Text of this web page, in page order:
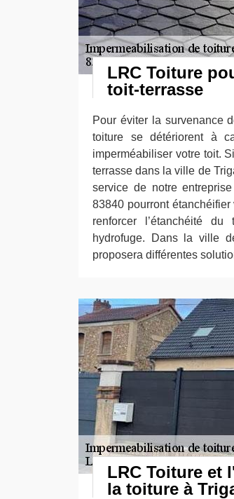
LRC Toiture
toit-terrasse
Pour éviter la survenance
toiture se détériorent à
imperméabiliser votre toit.
terrasse dans la ville de
service de notre
83840 pourront
renforcer l’étanchéité du
hydrofuge. Dans la ville
proposera différentes
LRC Toiture et
la toiture à